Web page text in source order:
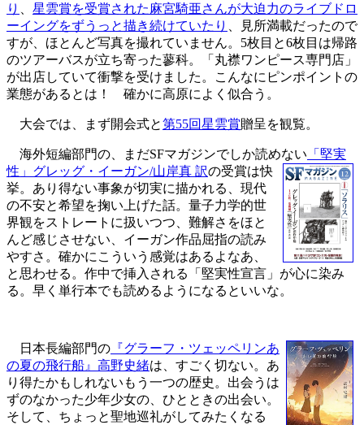
り
星雲賞を受賞された麻宮騎亜さんが大迫力のライブドロ
ーイングをずうっと描き続けていたり
、見所満載だったので
すが、ほとんど写真を撮れていません。5枚目と6枚目は帰路
のツアーバスが立ち寄った蓼科。「丸襟ワンピース専門店」
が出店していて衝撃を受けました。こんなにピンポイントの
業態があるとは！ 確かに高原によく似合う。
大会では、まず開会式と第55回星雲賞贈呈を観覧。
海外短編部門の、まだSFマガジンでしか読めない 「堅実
性」グレッグ・イーガン/山岸真 訳の受賞は快
挙。あり得ない事象が切実に描かれる、現代
の不安と希望を掬い上げた話。量子力学的世
界観をストレートに扱いつつ、難解さをほと
んど感じさせない、イーガン作品屈指の読み
やすさ。確かにこういう感覚はあるよなあ、
と思わせる。作中で挿入される「堅実性宣言」が心に染み
る。早く単行本でも読めるようになるといいな。
日本長編部門の 『グラーフ・ツェッペリンあ
の夏の飛行船』高野史緒は、すごく切ない。あ
り得たかもしれないもう一つの歴史。出会うは
ずのなかった少年少女の、ひとときの出会い。
そして、ちょっと聖地巡礼がしてみたくなる